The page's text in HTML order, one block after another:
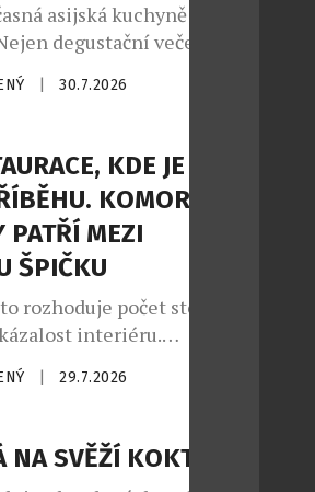
asijská kuchyně potká s
degustační večeře, ale
které zvou hosty na cestu
i vinařskými regiony.
sérii tří tematických
nich se uskuteční v
[…]
30.7.2026
KDE JE
KOMORNÍ
PATŘÍ MEZI
ŠPIČKU
rozhoduje počet stolů,
interiéru.
otevřela své dveře v
se vydala přesně
hostů. Místo formálního
A místo odstupu mezi
29.7.2026
SVĚŽÍ KOKTEJLY